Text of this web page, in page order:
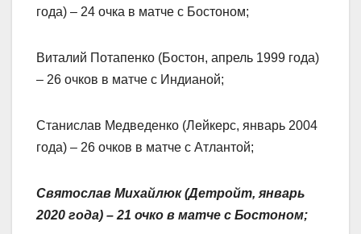
года) – 24 очка в матче с Бостоном;
Виталий Потапенко (Бостон, апрель 1999 года)
– 26 очков в матче с Индианой;
Станислав Медведенко (Лейкерс, январь 2004
года) – 26 очков в матче с Атлантой;
Святослав Михайлюк (Детройт, январь
2020 года) – 21 очко в матче с Бостоном;